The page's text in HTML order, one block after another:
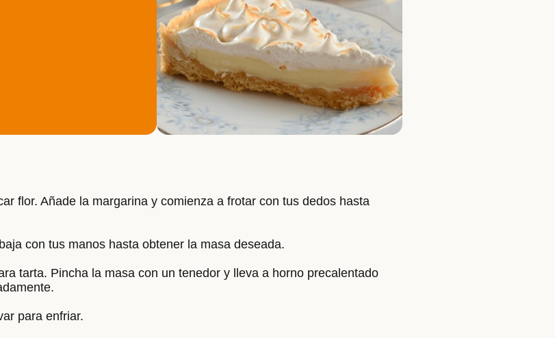
flor. Añade la margarina y comienza a frotar con tus dedos hasta
con tus manos hasta obtener la masa deseada.
tarta. Pincha la masa con un tenedor y lleva a horno precalentado
para enfriar.